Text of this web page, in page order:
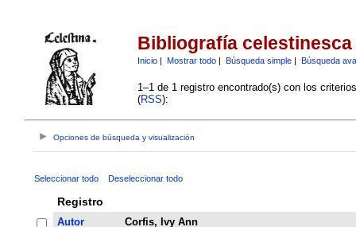
Bibliografía celestinesca
Inicio| Mostrar todo| Búsqueda simple| Búsqueda
1–1 de 1 registro encontrado(s) con los
(RSS):
Opciones de búsqueda y visualización
Seleccionar todo Deseleccionar todo
Registro
Autor
Corfis, Ivy Ann